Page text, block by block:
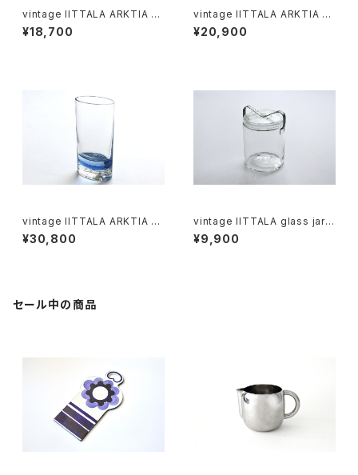
vintage IITTALA ARKTIA ca
ndleholder M / ヴィンテージ
アークティア キャンドルホルダ
¥18,700
vintage IITTALA ARKTIA ca
ndleholder L / ヴィンテージ
アークティア キャンドルホルダ
¥20,900
vintage IITTALA ARKTIA va
se / ヴィンテージ アークティア
フラワーベース
¥30,800
vintage IITTALA glass jar 1
L / ヴィンテージ イッタラ ガラス
保存瓶 1L
¥9,900
セール中の商品